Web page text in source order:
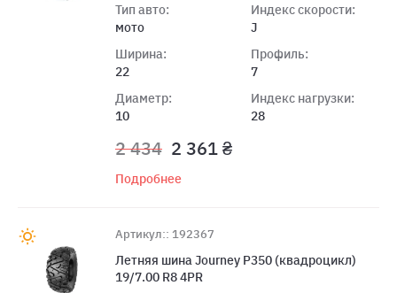
Тип авто:
мото
Ширина:
22
Диаметр:
10
Индекс скорости:
J
Профиль:
7
Индекс нагрузки:
28
2 434 2 361 ₴
Подробнее
Артикул:: 192367
Летняя шина Journey P350 (квадроцикл)
19/7.00 R8 4PR